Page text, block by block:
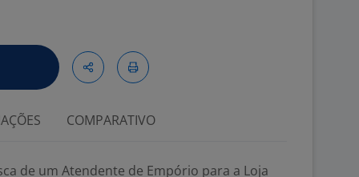
COMPARATIVO
de um Atendente de Empório para a Loja